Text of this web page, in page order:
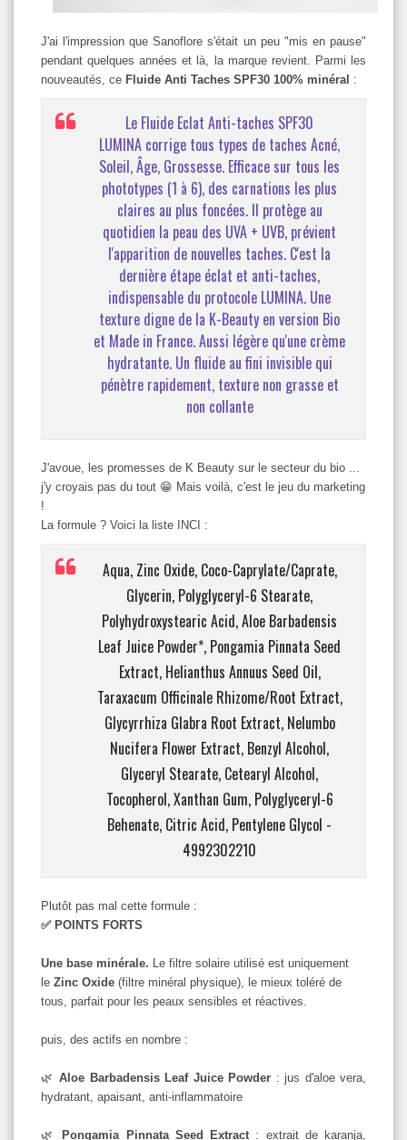
J'ai l'impression que Sanoflore s'était un peu "mis en pause"
pendant quelques années et là, la marque revient. Parmi les
nouveautés, ce Fluide Anti Taches SPF30 100% minéral :
Le Fluide Eclat Anti-taches SPF30
LUMINA corrige tous types de taches Acné,
Soleil, Âge, Grossesse. Efficace sur tous les
phototypes (1 à 6), des carnations les plus
claires au plus foncées. Il protègeau
quotidien la peau des UVA + UVB, prévient
l'apparition de nouvelles taches. C'est la
dernière étape éclat et anti-taches,
indispensable du protocole LUMINA. Une
texture digne de la K-Beauty en version Bio
et Made in France. Aussi légère qu'une crème
hydratante. Un fluide au fini invisible qui
pénètre rapidement, texture non grasse et
non collante
J'avoue, les promesses de K Beauty sur le secteur du bio ...
j'y croyais pas du tout 😁 Mais voilà, c'est le jeu du marketing
!
La formule ? Voici la liste INCI :
Aqua, Zinc Oxide, Coco-Caprylate/Caprate,
Glycerin, Polyglyceryl-6 Stearate,
Polyhydroxystearic Acid, Aloe Barbadensis
Leaf Juice Powder*, Pongamia Pinnata Seed
Extract, Helianthus Annuus Seed Oil,
Taraxacum Officinale Rhizome/Root Extract,
Glycyrrhiza Glabra Root Extract, Nelumbo
Nucifera Flower Extract, Benzyl Alcohol,
Glyceryl Stearate, Cetearyl Alcohol,
Tocopherol, Xanthan Gum, Polyglyceryl-6
Behenate, Citric Acid, Pentylene Glycol -
4992302210
Plutôt pas mal cette formule :
✅ POINTS FORTS
Une base minérale. Le filtre solaire utilisé est uniquement
le Zinc Oxide (filtre minéral physique), le mieux toléré de
tous, parfait pour les peaux sensibles et réactives.
puis, des actifs en nombre :
🌿 Aloe Barbadensis Leaf Juice Powder : jus d'aloe vera,
hydratant, apaisant, anti-inflammatoire
🌿 Pongamia Pinnata Seed Extract : extrait de karanja,